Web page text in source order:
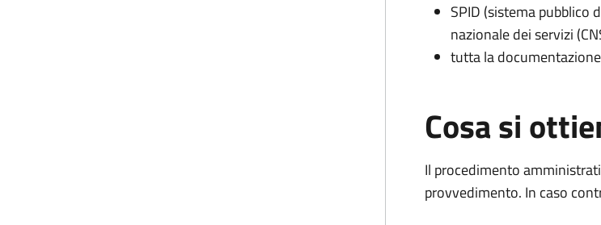
SPID (sistema pubblico
nazionale dei servizi
tutta la
Cosa si
Il procedimento
provvedimento. In caso